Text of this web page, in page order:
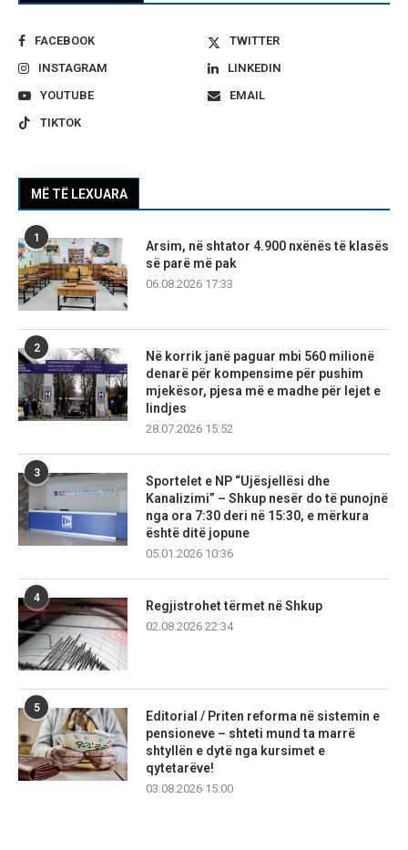
FACEBOOK
TWITTER
INSTAGRAM
LINKEDIN
YOUTUBE
EMAIL
TIKTOK
MË TË LEXUARA
1
Arsim, në shtator 4.900 nxënës të klasës
së parë më pak
06.08.2026 17:33
2
Në korrik janë paguar mbi 560 milionë
denarë për kompensime për pushim
mjekësor, pjesa më e madhe për lejet e
lindjes
28.07.2026 15:52
3
Sportelet e NP “Ujësjellësi dhe
Kanalizimi” – Shkup nesër do të punojnë
nga ora 7:30 deri në 15:30, e mërkura
është ditë jopune
05.01.2026 10:36
4
Regjistrohet tërmet në Shkup
02.08.2026 22:34
5
Editorial / Priten reforma në sistemin e
pensioneve – shteti mund ta marrë
shtyllën e dytë nga kursimet e
qytetarëve!
03.08.2026 15:00